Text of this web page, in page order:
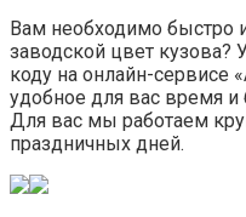
Вам необходимо быстро
заводской цвет кузова?
коду на онлайн-сервисе
удобное для вас время и
Для вас мы работаем
праздничных дней.